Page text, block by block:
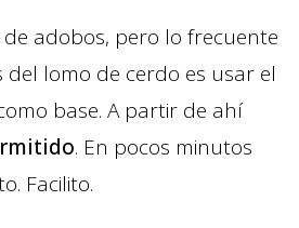
adobos, pero lo frecuente
lomo de cerdo es usar el
base. A partir de ahí
. En pocos minutos
Facilito.